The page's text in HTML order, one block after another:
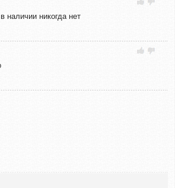
наличии никогда нет